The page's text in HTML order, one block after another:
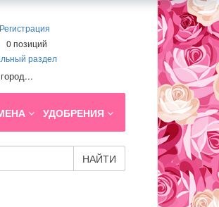
Регистрация
0 позиций
раздел
УДОБРЕНИЯ
НАЙТИ